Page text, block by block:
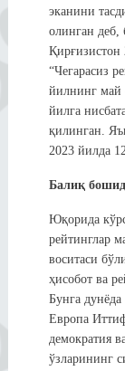
эканини
олинган деб,
Қирғизистон
“Чегарасиз
йилнинг май
йилга
қилинган.
2023 йилда
Балиқ
Юқорида
рейтинглар
воситаси
ҳисобот ва
Бунга
Европа
демократия
ўзларининг